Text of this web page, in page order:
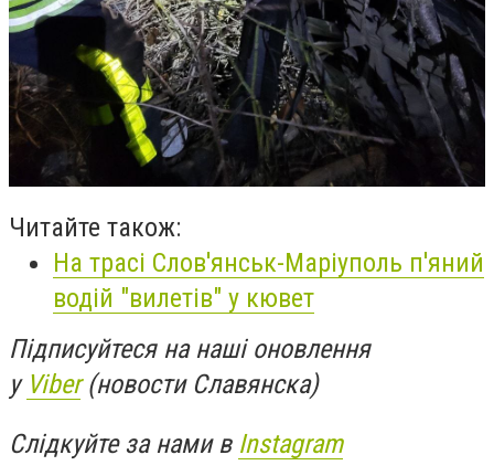
Читайте також:
На трасі Слов'янськ-Маріуполь п'яний
водій "вилетів" у кювет
Підписуйтеся на наші оновлення
у Viber(новости Славянска)
Слідкуйте за нами в Instagram